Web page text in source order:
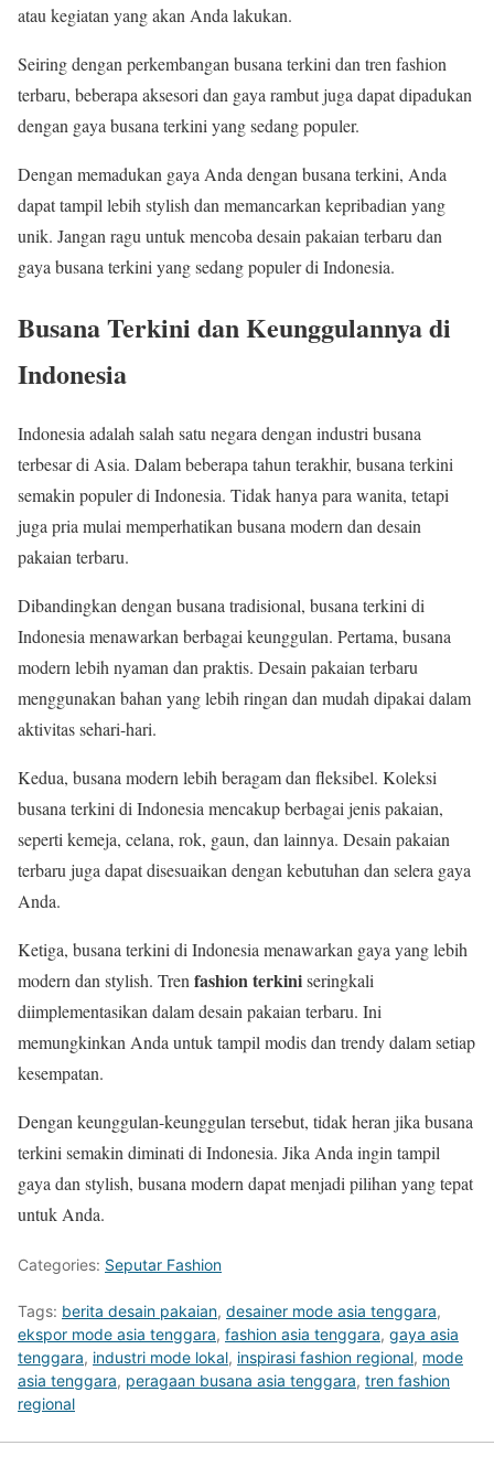
atau kegiatan yang akan Anda lakukan.
Seiring dengan perkembangan busana terkini dan tren fashion
terbaru, beberapa aksesori dan gaya rambut juga dapat dipadukan
dengan gaya busana terkini yang sedang populer.
Dengan memadukan gaya Anda dengan busana terkini, Anda
dapat tampil lebih stylish dan memancarkan kepribadian yang
unik. Jangan ragu untuk mencoba desain pakaian terbaru dan
gaya busana terkini yang sedang populer di Indonesia.
Busana Terkini dan Keunggulannya di
Indonesia
Indonesia adalah salah satu negara dengan industri busana
terbesar di Asia. Dalam beberapa tahun terakhir, busana terkini
semakin populer di Indonesia. Tidak hanya para wanita, tetapi
juga pria mulai memperhatikan busana modern dan desain
pakaian terbaru.
Dibandingkan dengan busana tradisional, busana terkini di
Indonesia menawarkan berbagai keunggulan. Pertama, busana
modern lebih nyaman dan praktis. Desain pakaian terbaru
menggunakan bahan yang lebih ringan dan mudah dipakai dalam
aktivitas sehari-hari.
Kedua, busana modern lebih beragam dan fleksibel. Koleksi
busana terkini di Indonesia mencakup berbagai jenis pakaian,
seperti kemeja, celana, rok, gaun, dan lainnya. Desain pakaian
terbaru juga dapat disesuaikan dengan kebutuhan dan selera gaya
Anda.
Ketiga, busana terkini di Indonesia menawarkan gaya yang lebih
modern dan stylish. Trenfashion terkiniseringkali
diimplementasikan dalam desain pakaian terbaru. Ini
memungkinkan Anda untuk tampil modis dan trendy dalam setiap
kesempatan.
Dengan keunggulan-keunggulan tersebut, tidak heran jika busana
terkini semakin diminati di Indonesia. Jika Anda ingin tampil
gaya dan stylish, busana modern dapat menjadi pilihan yang tepat
untuk Anda.
Categories: Seputar Fashion
Tags: berita desain pakaian, desainer mode asia tenggara,
ekspor mode asia tenggara, fashion asia tenggara, gaya asia
tenggara, industri mode lokal, inspirasi fashion regional, mode
asia tenggara, peragaan busana asia tenggara, tren fashion
regional